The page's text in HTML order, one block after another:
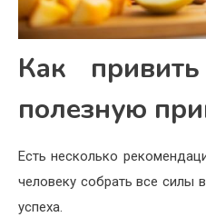
Как
полезную
Есть несколько
человеку собрать все силы
успеха.